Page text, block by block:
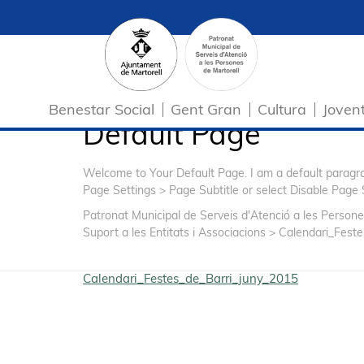
Benestar Social Gent Gran Cultura
Default Page
Welcome to Your Default Page. I am a default
Page Settings > Page Subtitle or select Disable Page
Patronat Municipal de Serveis d'Atenció a les
Suport a les Entitats i Associacions >
Calendari_Festes_de_Barri_juny_2015